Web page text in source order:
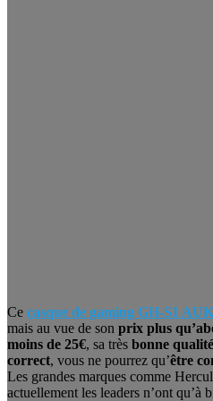
Ce casque de gaming GH-S1
mais au vue de son prix plus
moins de 25€, sa très bonne
correct, vous ne pourrez qu’être
Les grandes marques comme
actuellement les leaders n’ont qu’à